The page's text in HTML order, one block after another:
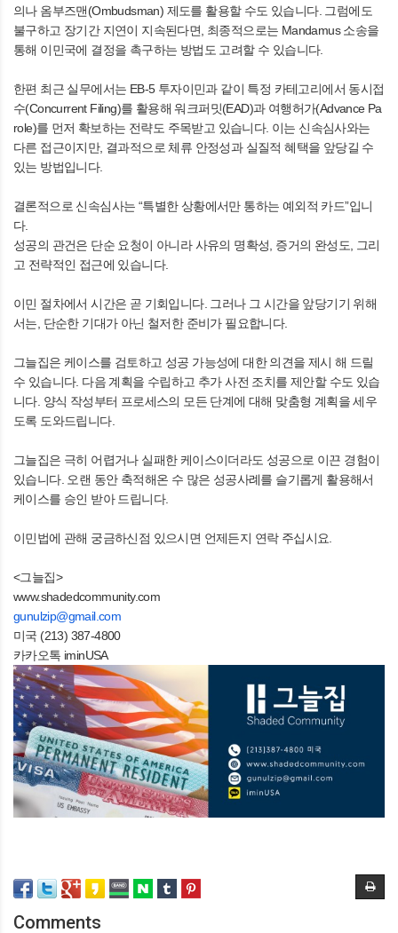
의나 옴부즈맨(Ombudsman) 제도를 활용할 수도 있습니다. 그럼에도
불구하고 장기간 지연이 지속된다면, 최종적으로는 Mandamus 소송을
통해 이민국에 결정을 촉구하는 방법도 고려할 수 있습니다.
한편 최근 실무에서는 EB-5 투자이민과 같이 특정 카테고리에서 동시접
수(Concurrent Filing)를 활용해 워크퍼밋(EAD)과 여행허가(Advance Pa
role)를 먼저 확보하는 전략도 주목받고 있습니다. 이는 신속심사와는
다른 접근이지만, 결과적으로 체류 안정성과 실질적 혜택을 앞당길 수
있는 방법입니다.
결론적으로 신속심사는 “특별한 상황에서만 통하는 예외적 카드”입니
다.
성공의 관건은 단순 요청이 아니라 사유의 명확성, 증거의 완성도, 그리
고 전략적인 접근에 있습니다.
이민 절차에서 시간은 곧 기회입니다. 그러나 그 시간을 앞당기기 위해
서는, 단순한 기대가 아닌 철저한 준비가 필요합니다.
그늘집은 케이스를 검토하고 성공 가능성에 대한 의견을 제시 해 드릴
수 있습니다. 다음 계획을 수립하고 추가 사전 조치를 제안할 수도 있습
니다. 양식 작성부터 프로세스의 모든 단계에 대해 맞춤형 계획을 세우
도록 도와드립니다.
그늘집은 극히 어렵거나 실패한 케이스이더라도 성공으로 이끈 경험이
있습니다. 오랜 동안 축적해온 수 많은 성공사례를 슬기롭게 활용해서
케이스를 승인 받아 드립니다.
이민법에 관해 궁금하신점 있으시면 언제든지 연락 주십시요.
<그늘집>
www.shadedcommunity.com
gunulzip@gmail.com
미국 (213) 387-4800
카카오톡 iminUSA
Comments